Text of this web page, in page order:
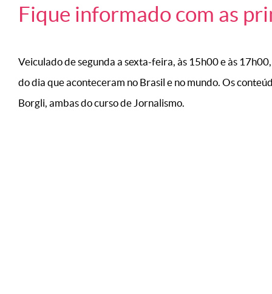
Fique informado com as
Veiculado de segunda a sexta-feira, às 15h00 e às
do dia que aconteceram no Brasil e no mundo. Os
Borgli, ambas do curso de Jornalismo.